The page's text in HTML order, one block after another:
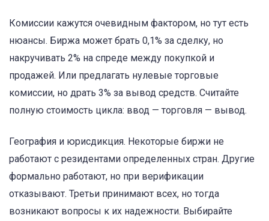
Комиссии кажутся очевидным фактором, но тут есть
нюансы. Биржа может брать 0,1% за сделку, но
накручивать 2% на спреде между покупкой и
продажей. Или предлагать нулевые торговые
комиссии, но драть 3% за вывод средств. Считайте
полную стоимость цикла: ввод — торговля — вывод.
География и юрисдикция. Некоторые биржи не
работают с резидентами определенных стран. Другие
формально работают, но при верификации
отказывают. Третьи принимают всех, но тогда
возникают вопросы к их надежности. Выбирайте